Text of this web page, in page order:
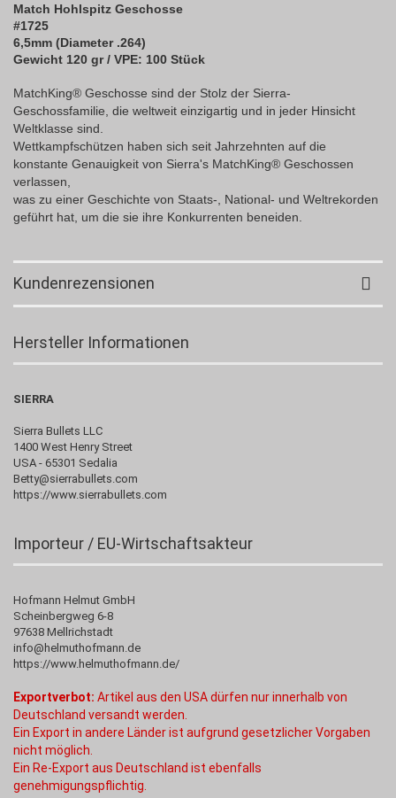
Match Hohlspitz Geschosse
#1725
6,5mm (Diameter .264)
Gewicht 120 gr / VPE: 100 Stück
MatchKing® Geschosse sind der Stolz der Sierra-
Geschossfamilie, die weltweit einzigartig und in jeder Hinsicht
Weltklasse sind.
Wettkampfschützen haben sich seit Jahrzehnten auf die
konstante Genauigkeit von Sierra's MatchKing® Geschossen
verlassen,
was zu einer Geschichte von Staats-, National- und Weltrekorden
geführt hat, um die sie ihre Konkurrenten beneiden.
Kundenrezensionen
Hersteller Informationen
SIERRA
Sierra Bullets LLC
1400 West Henry Street
USA - 65301 Sedalia
Betty@sierrabullets.com
https://www.sierrabullets.com
Importeur / EU-Wirtschaftsakteur
Hofmann Helmut GmbH
Scheinbergweg 6-8
97638 Mellrichstadt
info@helmuthofmann.de
https://www.helmuthofmann.de/
Exportverbot: Artikel aus den USA dürfen nur innerhalb von
Deutschland versandt werden.
Ein Export in andere Länder ist aufgrund gesetzlicher Vorgaben
nicht möglich.
Ein Re-Export aus Deutschland ist ebenfalls
genehmigungspflichtig.